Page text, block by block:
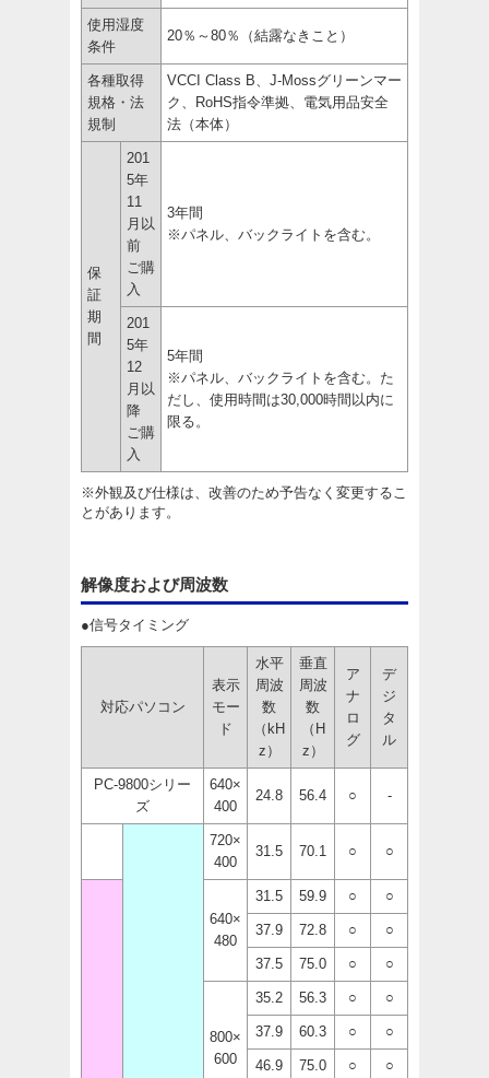
使用湿度
条件
20％～80％（結露なきこと）
各種取得
規格・法
規制
VCCI Class B、J-Mossグリーンマー
ク、RoHS指令準拠、電気用品安全
法（本体）
保
証
期
間
201
5年
11
月以
前
ご購
入
3年間
※パネル、バックライトを含む。
201
5年
12
月以
降
ご購
入
5年間
※パネル、バックライトを含む。た
だし、使用時間は30,000時間以内に
限る。
※外観及び仕様は、改善のため予告なく変更するこ
とがあります。
解像度および周波数
●信号タイミング
対応パソコン
表示
モー
ド
水平
周波
数
（kH
z）
垂直
周波
数
（H
z）
ア
ナ
ロ
グ
デ
ジ
タ
ル
PC-9800シリー
ズ
640×
400
24.8 56.4 ○ -
720×
400
31.5 70.1 ○ ○
640×
480
31.5 59.9 ○ ○
37.9 72.8 ○ ○
37.5 75.0 ○ ○
800×
600
35.2 56.3 ○ ○
37.9 60.3 ○ ○
46.9 75.0 ○ ○